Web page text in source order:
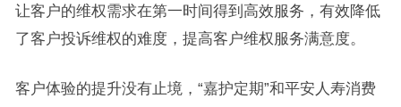
让客户的维权需求在第一时间得到高效服务，有效降低
了客户投诉维权的难度，提高客户维权服务满意度。
客户体验的提升没有止境，“嘉护定期”和平安人寿消费